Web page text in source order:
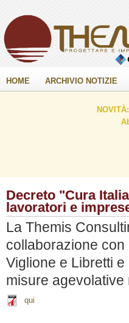
HOME ARCHIVIO NOTIZIE
Decreto "Cura
lavoratori e
La Themis
collaborazione con
Viglione e Libretti
misure
qui